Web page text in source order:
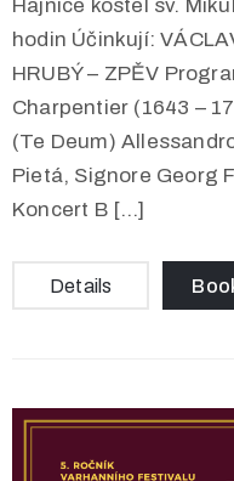
Hajnice kostel sv.
hodin Účinkují:
HRUBÝ – ZPĚV
Charpentier (1643 –
(Te Deum)
Pietá, Signore Georg
Koncert B […]
Details